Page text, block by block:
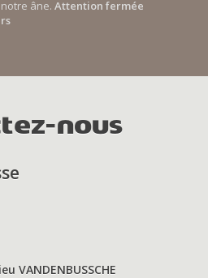
âne. Attention fermée
nous
VANDENBUSSCHE